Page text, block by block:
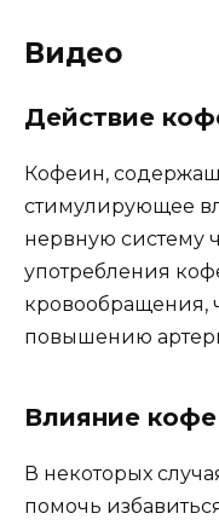
Видео
Действие
Кофеин,
стимулирующее
нервную систему
употребления
кровообращения,
повышению
Влияние
В некоторых
помочь